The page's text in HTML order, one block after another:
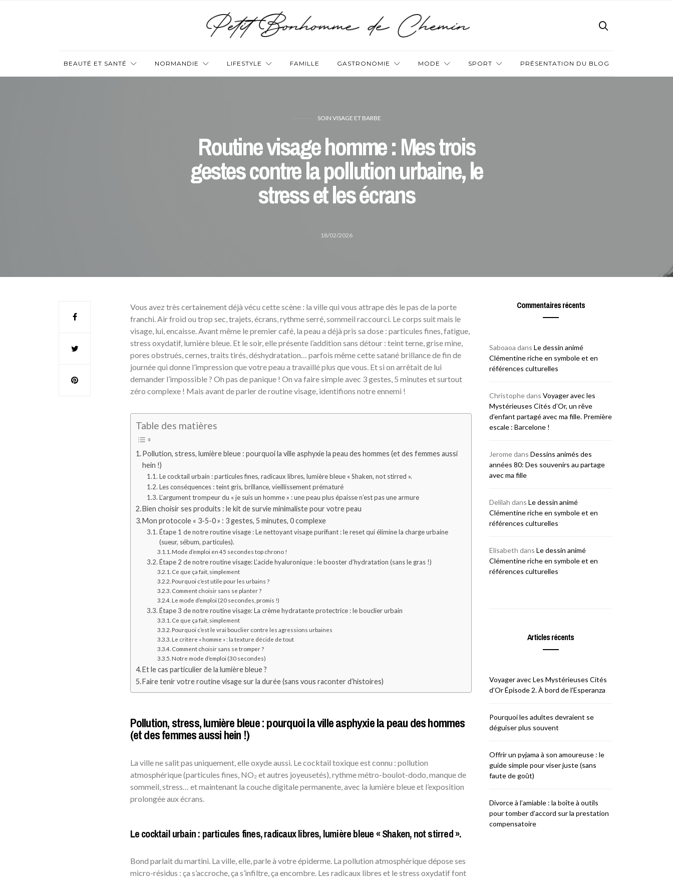
BEAUTÉ ET SANTÉ NORMANDIE LIFESTYLE FAMILLE GASTRONOMIE MODE SPORT PRÉSENTATION DU BLOG
SOIN VISAGE ET BARBE
Routine visage homme : Mes trois
gestes contre la pollution urbaine, le
stress et les écrans
18/02/2026
Vous avez très certainement déjà vécu cette scène : la ville qui vous attrape dès le pas de la porte
franchi. Air froid ou trop sec, trajets, écrans, rythme serré, sommeil raccourci. Le corps suit mais le
visage, lui, encaisse. Avant même le premier café, la peau a déjà pris sa dose : particules fines, fatigue,
stress oxydatif, lumière bleue. Et le soir, elle présente l’addition sans détour : teint terne, grise mine,
pores obstrués, cernes, traits tirés, déshydratation… parfois même cette satané brillance de fin de
journée qui donne l’impression que votre peau a travaillé plus que vous. Et si on arrêtait de lui
demander l’impossible ? Oh pas de panique ! On va faire simple avec 3 gestes, 5 minutes et surtout
zéro complexe ! Mais avant de parler de routine visage, identifions notre ennemi !
Table des matières
Pollution, stress, lumière bleue : pourquoi la ville asphyxie la peau des hommes (et des femmes aussi
hein !)
Le cocktail urbain : particules fines, radicaux libres, lumière bleue « Shaken, not stirred ».
Les conséquences : teint gris, brillance, vieillissement prématuré
L’argument trompeur du « je suis un homme » : une peau plus épaisse n’est pas une armure
Bien choisir ses produits : le kit de survie minimaliste pour votre peau
Mon protocole « 3-5-0 » : 3 gestes, 5 minutes, 0 complexe
Étape 1 de notre routine visage : Le nettoyant visage purifiant : le reset qui élimine la charge urbaine
(sueur, sébum, particules).
Mode d’emploi en 45 secondes top chrono !
Étape 2 de notre routine visage: L’acide hyaluronique : le booster d’hydratation (sans le gras !)
Ce que ça fait, simplement
Pourquoi c’est utile pour les urbains ?
Comment choisir sans se planter ?
Le mode d’emploi (20 secondes, promis !)
Étape 3 de notre routine visage: La crème hydratante protectrice : le bouclier urbain
Ce que ça fait, simplement
Pourquoi c’est le vrai bouclier contre les agressions urbaines
Le critère « homme » : la texture décide de tout
Comment choisir sans se tromper ?
Notre mode d’emploi (30 secondes)
Et le cas particulier de la lumière bleue ?
Faire tenir votre routine visage sur la durée (sans vous raconter d’histoires)
Pollution, stress, lumière bleue : pourquoi la ville asphyxie la peau des hommes
(et des femmes aussi hein !)
La ville ne salit pas uniquement, elle oxyde aussi. Le cocktail toxique est connu : pollution
atmosphérique (particules fines, NO₂ et autres joyeusetés), rythme métro-boulot-dodo, manque de
sommeil, stress… et maintenant la couche digitale permanente, avec la lumière bleue et l’exposition
prolongée aux écrans.
Le cocktail urbain : particules fines, radicaux libres, lumière bleue « Shaken, not stirred ».
Bond parlait du martini. La ville, elle, parle à votre épiderme. La pollution atmosphérique dépose ses
micro-résidus : ça s’accroche, ça s’infiltre, ça encombre. Les radicaux libres et le stress oxydatif font
Commentaires récents
Saboaoa dans Le dessin animé
Clémentine riche en symbole et en
références culturelles
Christophedans Voyager avec les
Mystérieuses Cités d’Or, un rêve
d’enfant partagé avec ma fille. Première
escale : Barcelone !
Jeromedans Dessins animés des
années 80: Des souvenirs au partage
avec ma fille
Delilah dans Le dessin animé
Clémentine riche en symbole et en
références culturelles
Elisabeth dans Le dessin animé
Clémentine riche en symbole et en
références culturelles
Articles récents
Voyager avec Les Mystérieuses Cités
d’Or Épisode 2. À bord de l’Esperanza
Pourquoi les adultes devraient se
déguiser plus souvent
Offrir un pyjama à son amoureuse : le
guide simple pour viser juste (sans
faute de goût)
Divorce à l’amiable : la boîte à outils
pour tomber d’accord sur la prestation
compensatoire